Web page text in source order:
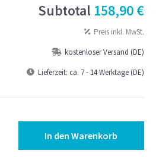
Subtotal 158,90 €
Preis inkl. MwSt.
kostenloser Versand (DE)
Lieferzeit: ca. 7 - 14 Werktage (DE)
In den Warenkorb